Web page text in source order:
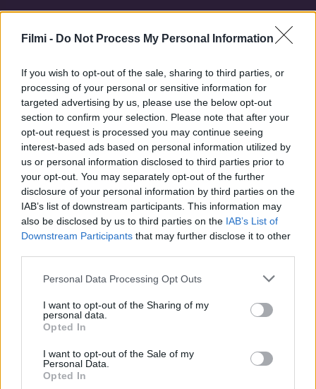
Filmi - Do Not Process My Personal Information
If you wish to opt-out of the sale, sharing to third parties, or
processing of your personal or sensitive information for
targeted advertising by us, please use the below opt-out
section to confirm your selection. Please note that after your
opt-out request is processed you may continue seeing
interest-based ads based on personal information utilized by
us or personal information disclosed to third parties prior to
your opt-out. You may separately opt-out of the further
disclosure of your personal information by third parties on the
IAB’s list of downstream participants. This information may
also be disclosed by us to third parties on the IAB’s List of
Downstream Participants that may further disclose it to other
Personal Data Processing Opt Outs
I want to opt-out of the Sharing of my
personal data.
Opted In
I want to opt-out of the Sale of my
Personal Data.
Opted In
Hasonló sorozatok
2008 7.5 2008